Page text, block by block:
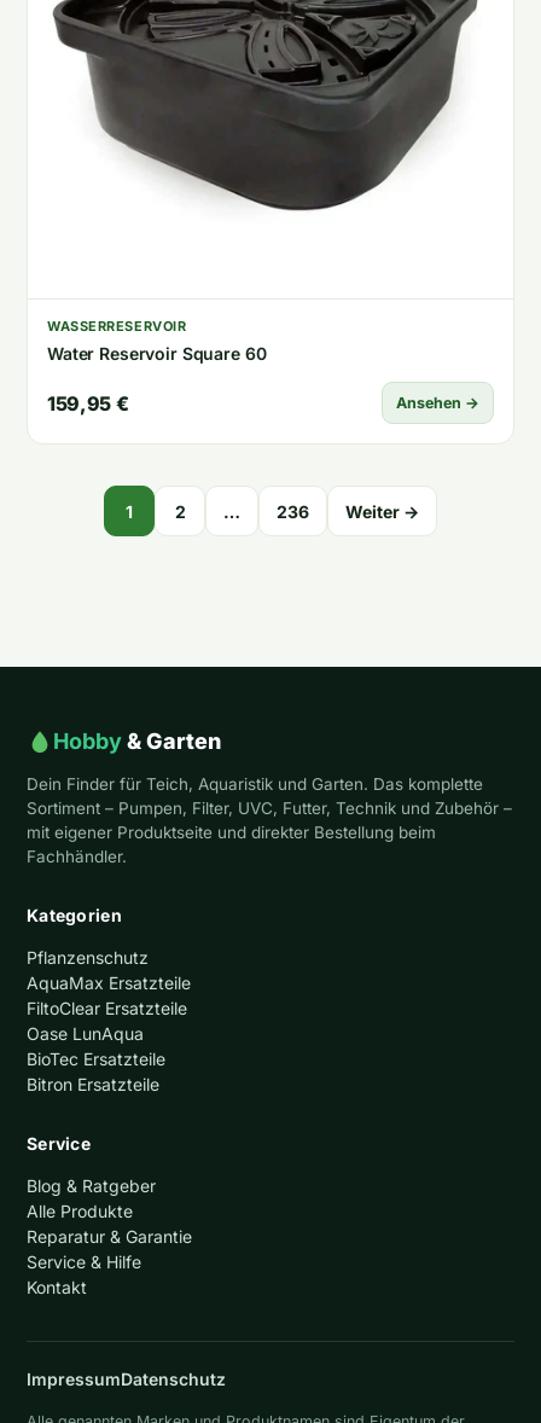
WASSERRESERVOIR
Water Reservoir Square 60
159,95 € Ansehen →
Seitennummerierung
1 2 … 236 Weiter →
Hobby& Garten
Dein Finder für Teich, Aquaristik und Garten. Das komplette
Sortiment – Pumpen, Filter, UVC, Futter, Technik und Zubehör –
mit eigener Produktseite und direkter Bestellung beim
Fachhändler.
Kategorien
Pflanzenschutz
AquaMax Ersatzteile
FiltoClear Ersatzteile
Oase LunAqua
BioTec Ersatzteile
Bitron Ersatzteile
Service
Blog & Ratgeber
Alle Produkte
Reparatur & Garantie
Service & Hilfe
Kontakt
ImpressumDatenschutz